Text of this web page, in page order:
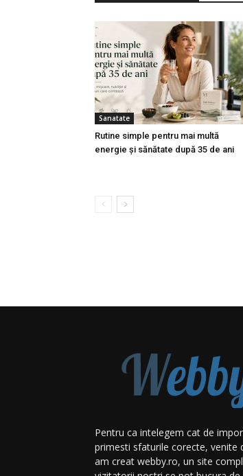
Sanatate
Rutine simple pentru mai multă
energie și sănătate după 35 de ani
Pentru ca intelegem cat de
primesti sfaturile corecte, venite
am creat webby.ro, un site